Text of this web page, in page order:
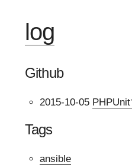
log
Github
2015-10-05
Tags
ansible